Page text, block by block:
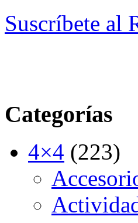
Suscríbete al
Categorías
4×4 (223)